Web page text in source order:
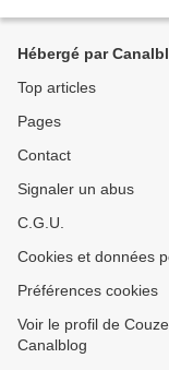
Hébergé par
Top articles
Pages
Contact
Signaler un abus
C.G.U.
Cookies et données
Préférences cookies
Voir le profil de
Canalblog